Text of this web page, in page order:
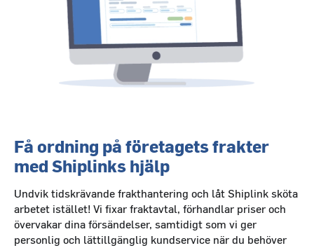
Få ordning på företagets frakter
med Shiplinks hjälp
Undvik tidskrävande frakthantering och låt Shiplink sköta
arbetet istället! Vi fixar fraktavtal, förhandlar priser och
övervakar dina försändelser, samtidigt som vi ger
personlig och lättillgänglig kundservice när du behöver